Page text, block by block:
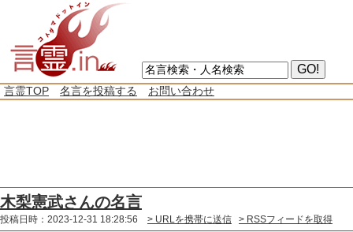
言霊TOP 名言を投稿する お問い合わせ
木梨憲武さんの名言
投稿日時：2023-12-31 18:28:56 > URLを携帯に送信 > RSSフィードを取得